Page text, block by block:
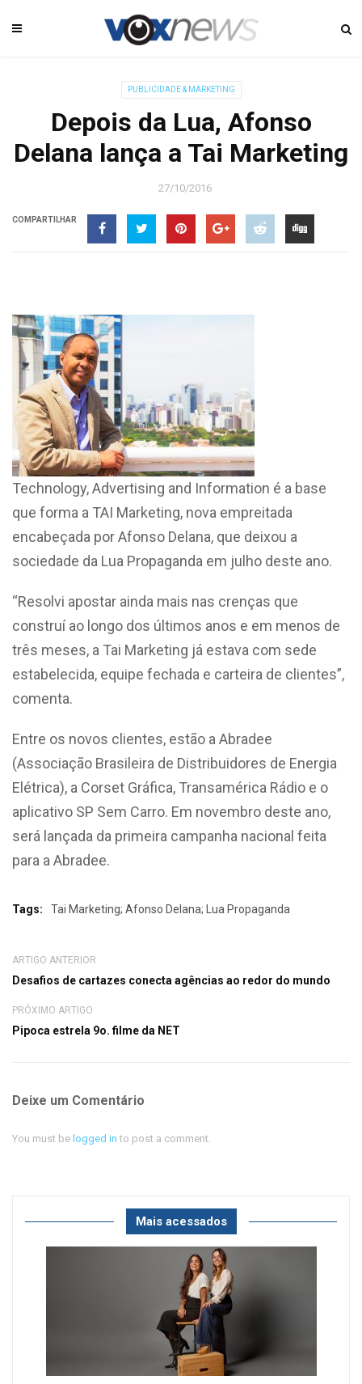
PUBLICIDADE & MARKETING
Depois da Lua, Afonso
Delana lança a Tai Marketing
27/10/2016
COMPARTILHAR
Technology, Advertising and Information é a base
que forma a TAI Marketing, nova empreitada
encabeçada por Afonso Delana, que deixou a
sociedade da Lua Propaganda em julho deste ano.
“Resolvi apostar ainda mais nas crenças que
construí ao longo dos últimos anos e em menos de
três meses, a Tai Marketing já estava com sede
estabelecida, equipe fechada e carteira de clientes”,
comenta.
Entre os novos clientes, estão a Abradee
(Associação Brasileira de Distribuidores de Energia
Elétrica), a Corset Gráfica, Transamérica Rádio e o
aplicativo SP Sem Carro. Em novembro deste ano,
será lançada da primeira campanha nacional feita
para a Abradee.
Tags: Tai Marketing; Afonso Delana; Lua Propaganda
ARTIGO ANTERIOR
Desafios de cartazes conecta agências ao redor do mundo
PRÓXIMO ARTIGO
Pipoca estrela 9o. filme da NET
Deixe um Comentário
You must be logged in to post a comment.
Mais acessados